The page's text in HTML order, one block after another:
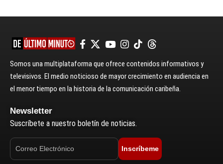
Somos una multiplataforma que ofrece contenidos informativos y
televisivos. El medio noticioso de mayor crecimiento en audiencia en
el menor tiempo en la historia de la comunicación caribeña.
Newsletter
Suscríbete a nuestro boletín de noticias.
Inscríbeme